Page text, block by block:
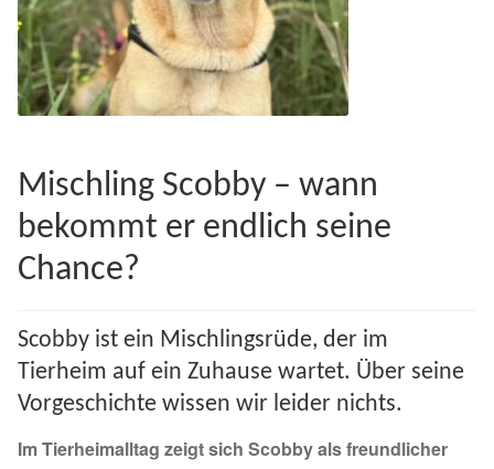
Spenden 2024
Juli bis Dezember 2024
Spenden 2023
Juli bis Dezember 2023
Spenden 2022
Mischling Scobby – wann
bekommt er endlich seine
Chance?
Scobby ist ein Mischlingsrüde, der im
Tierheim auf ein Zuhause wartet. Über seine
Vorgeschichte wissen wir leider nichts.
Im Tierheimalltag zeigt sich Scobby als freundlicher